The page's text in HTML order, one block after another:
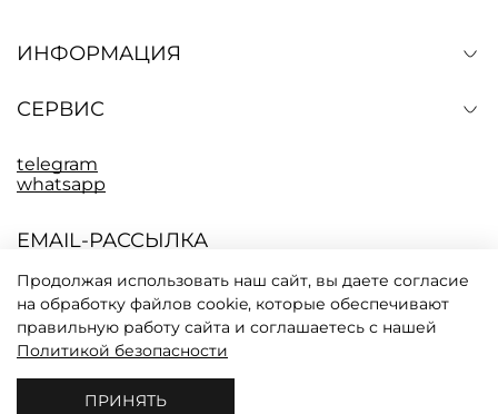
ИНФОРМАЦИЯ
СЕРВИС
telegram
whatsapp
EMAIL-РАССЫЛКА
событий CODICI. Промокод на скидку 10% в
письме.
Настоящим подтверждаю, что я ознакомлен и согласен с
условиями оферты и политики конфиденциальности
Продолжая использовать наш сайт, вы даете согласие
на обработку файлов cookie, которые обеспечивают
правильную работу сайта и соглашаетесь с нашей
Политикой безопасности
ПРИНЯТЬ